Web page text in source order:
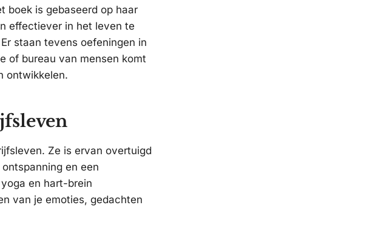
boek is gebaseerd op haar
effectiever in het leven te
staan tevens oefeningen in
of bureau van mensen komt
ontwikkelen.
Ze is ervan overtuigd
en een
en hart-brein
van je emoties, gedachten